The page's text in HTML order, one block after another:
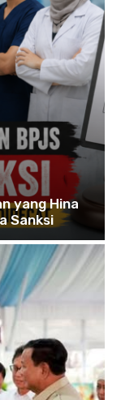
yang Hina
Sanksi